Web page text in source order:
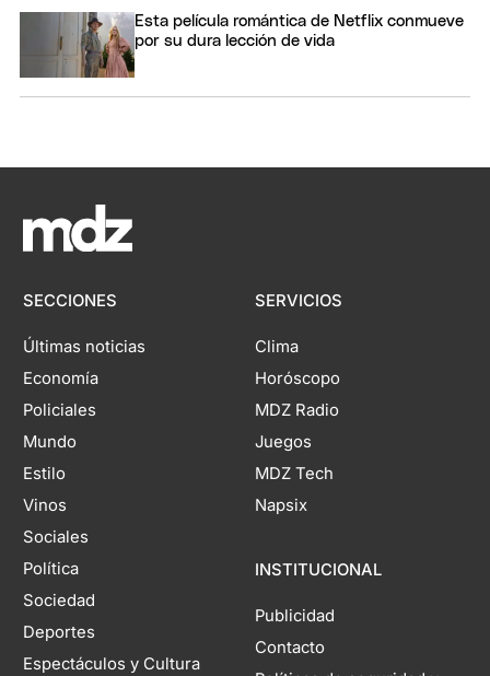
Esta película romántica de Netflix conmueve
por su dura lección de vida
SECCIONES
Últimas noticias
Economía
Policiales
Mundo
Estilo
Vinos
Sociales
Política
Sociedad
Deportes
Espectáculos y Cultura
SERVICIOS
Clima
Horóscopo
MDZ Radio
Juegos
MDZ Tech
Napsix
INSTITUCIONAL
Publicidad
Contacto